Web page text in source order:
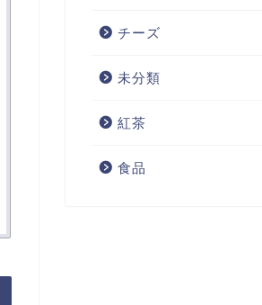
チーズ
未分類
紅茶
食品